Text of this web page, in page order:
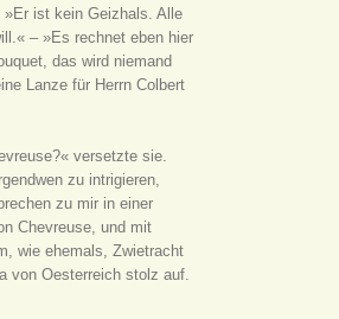
ist kein Geizhals. Alle
– »Es rechnet eben hier
das wird niemand
Lanze für Herrn Colbert
versetzte sie.
zu intrigieren,
zu mir in einer
Chevreuse, und mit
wie ehemals, Zwietracht
von Oesterreich stolz auf.